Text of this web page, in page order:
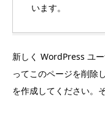
います。
新しく WordPress ユー
ってこのページを削除
を作成してください。